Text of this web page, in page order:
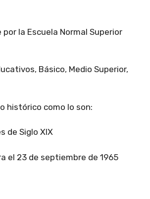
la Escuela Normal Superior
Básico, Medio Superior,
histórico como lo son:
Siglo XIX
23 de septiembre de 1965